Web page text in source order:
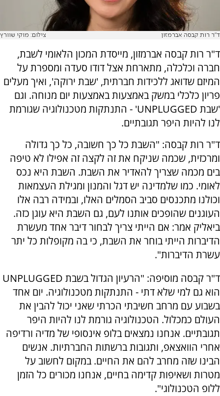
ד"ר רות קבסה אברמזון צילום: מוקי שוורץ
ד"ר רות קבסה אברמזון, מייסדת המכון הלאומי לשבת,
חברה וכלכלה, מתארחת אצל דודו סעדה ומספרת על
המיזם שדואג ללכידות חברתית, 'שבת ירוקה', ואיך מעלים
פריון כלכלי במשק באמצעות באמצעות יום מנוחה. וגם
'שבת UNPLUGGED' - התנתקות מטכנולוגיה שגורמת
לנו להיות היפר תגובתיים.
ד"ר רות קבסה: "השבת כל כך חשובה, כל כך גדולה
ומרכזית, שכמה שניקח את זה לקצה זה אפילו לא טיפה
בים מכמה שצריך להאדיר את השבת. השבת היא נכס
לאומי. כמו שלמדינה יש דגל והמנון ומגילת העצמאות
וכולנו מתכנסים סביב הסמלים האלו, ובמידה רבה אלו
העוגנים שהופכים אותנו לעם, גם השבת היא עוגן כזה.
ביאליק אמר: אם הייתי צריך לבחור דיבר אחד מעשרת
הדיברות הייתי בוחר את השבת, כי בה מקופלות כל יתר
עשרת הדיברות".
ד"ר קבסה מוסיפה: "הרעיון הגדול בשבת UNPLUGGED
הוא גם למי שלא דתי - התנתקות מטכנולוגיה. יום אחד
בשבוע עם מרחב חשיבתי הכרתי שאני יכול להבין את
העולם כמכלול. הטכנולוגיה גורמת לנו להיות היפר
תגובתיים. אנחנו נמצאים בלופ אינסופי של מדיה ורדיפה
אחרי הוואצאפ, ותגובות ברשתות החברתיות. אנשים
הבינו שזה מחרב להם את החיים. במקום לחשוב על
מטרות ושאיפות קדימה בחיים, אנחנו מכורים כל הזמן
ללופ הטכנולוגי".